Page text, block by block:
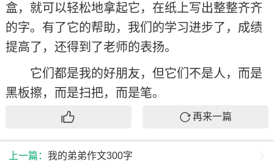
盒，就可以轻松地拿起它，在纸上写出整整齐齐
的字。有了它的帮助，我们的学习进步了，成绩
提高了，还得到了老师的表扬。
它们都是我的好朋友，但它们不是人，而是
黑板擦，而是扫把，而是笔。
再来一篇
上一篇： 我的弟弟作文300字